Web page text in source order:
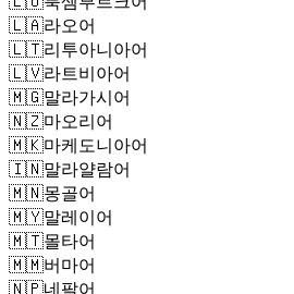
🇱🇦라오어
🇱🇹리투아니아어
🇱🇻라트비아어
🇲🇬말라가시어
🇳🇿마오리어
🇲🇰마케도니아어
🇮🇳말라얄람어
🇲🇳몽골어
🇲🇾말레이어
🇲🇹몰타어
🇲🇲버마어
🇳🇵네팔어